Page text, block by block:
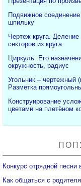
Подвижное
шпильку
Чертеж круга.
секторов из круга
Циркуль. Его
окружность, радиус
Угольник – чертежный
Разметка
Конструирование
цветами на плетёном
Конкурс отрядной
Как общаться с